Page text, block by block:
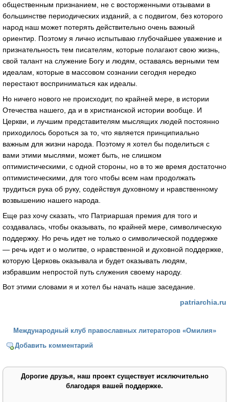
общественным признанием, не с восторженными отзывами в
большинстве периодических изданий, а с подвигом, без которого
народ наш может потерять действительно очень важный
ориентир. Поэтому я лично испытываю глубочайшее уважение и
признательность тем писателям, которые полагают свою жизнь,
свой талант на служение Богу и людям, оставаясь верными тем
идеалам, которые в массовом сознании сегодня нередко
перестают восприниматься как идеалы.
Но ничего нового не происходит, по крайней мере, в истории
Отечества нашего, да и в христианской истории вообще. И
Церкви, и лучшим представителям мыслящих людей постоянно
приходилось бороться за то, что является принципиально
важным для жизни народа. Поэтому я хотел бы поделиться с
вами этими мыслями, может быть, не слишком
оптимистическими, с одной стороны, но в то же время достаточно
оптимистическими, для того чтобы всем нам продолжать
трудиться рука об руку, содействуя духовному и нравственному
возвышению нашего народа.
Еще раз хочу сказать, что Патриаршая премия для того и
создавалась, чтобы оказывать, по крайней мере, символическую
поддержку. Но речь идет не только о символической поддержке
— речь идет и о молитве, о нравственной и духовной поддержке,
которую Церковь оказывала и будет оказывать людям,
избравшим непростой путь служения своему народу.
Вот этими словами я и хотел бы начать наше заседание.
patriarchia.ru
Международный клуб православных литераторов «Омилия»
Добавить комментарий
Дорогие друзья, наш проект существует исключительно
благодаря вашей поддержке.